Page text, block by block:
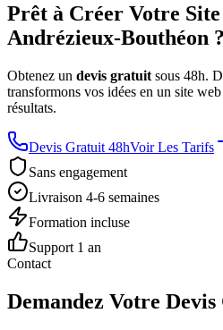
Prêt à Créer Votre
Andrézieux-Bouthéon ?
Obtenez un devis gratuit sous 48h.
transformons vos idées en un site
résultats.
Devis Gratuit 48hVoir Les Tarifs
Sans engagement
Livraison 4-6 semaines
Formation incluse
Support 1 an
Contact
Demandez Votre